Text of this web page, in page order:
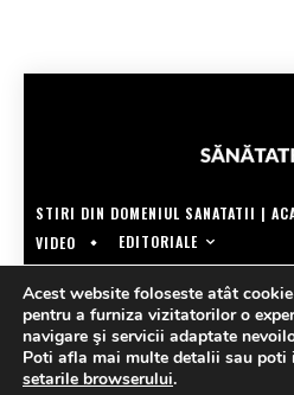
STIRI DIN DOMENIUL SANATATII |
VIDEO
EDITORIALE
Acest website foloseste atât
pentru a furniza vizitatorilor o
navigare şi servicii adaptate
Poti afla mai multe detalii sau poti
setarile browserului.